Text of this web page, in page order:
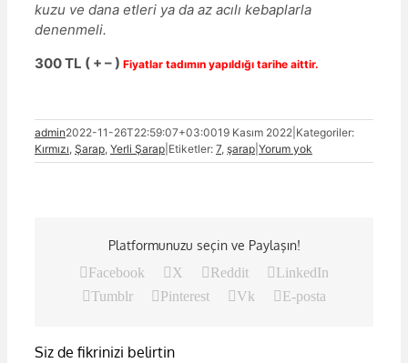
kuzu ve dana etleri ya da az acılı kebaplarla
denenmeli.
300 TL ( + – ) Fiyatlar tadımın yapıldığı tarihe aittir.
admin2022-11-26T22:59:07+03:0019 Kasım 2022 Kategoriler:
Kırmızı, Şarap, Yerli Şarap Etiketler: 7, şarap Yorum yok
Platformunuzu seçin ve Paylaşın!
Facebook
X Reddit
LinkedIn
Tumblr
Pinterest Vk E-posta
Siz de fikrinizi belirtin